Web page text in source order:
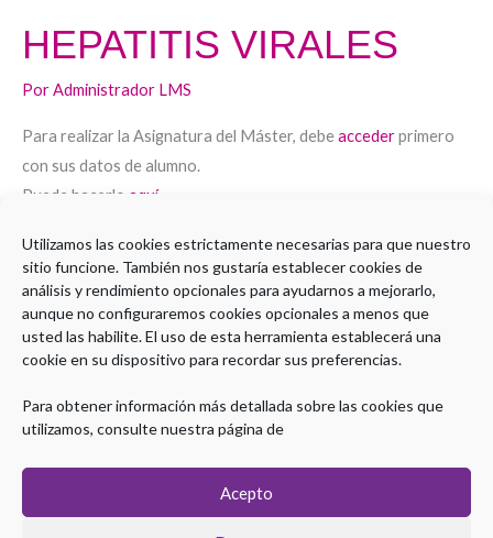
Utilizamos las cookies estrictamente necesarias para que nuestro
sitio funcione. También nos gustaría establecer cookies de
análisis y rendimiento opcionales para ayudarnos a mejorarlo,
aunque no configuraremos cookies opcionales a menos que
usted las habilite. El uso de esta herramienta establecerá una
cookie en su dispositivo para recordar sus preferencias.
Para obtener información más detallada sobre las cookies que
utilizamos, consulte nuestra página de
Acepto
HEPATITIS VIRALES
PorAdministrador LMS
Para realizar la Asignatura del Máster, debeaccederprimero
con sus datos de alumno.
Puede hacerlo aquí.
Leer más »
1 2 Siguiente